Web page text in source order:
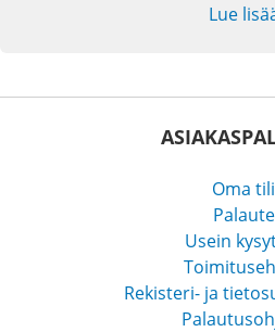
Lue
Oma tili
Palaute
Usein
Rekisteri- ja